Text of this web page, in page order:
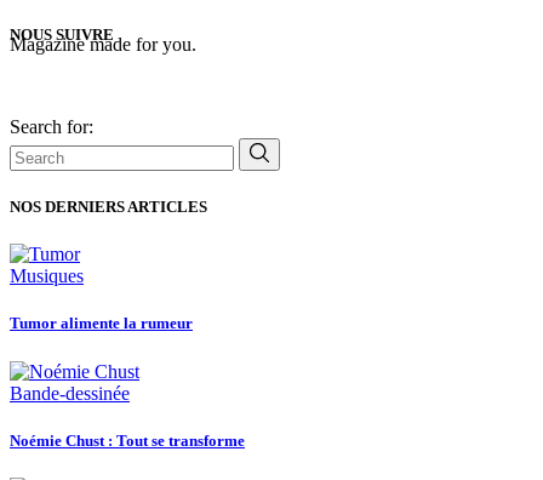
NOUS SUIVRE
Magazine made for you.
Search for:
NOS DERNIERS ARTICLES
Musiques
Tumor alimente la rumeur
Bande-dessinée
Noémie Chust : Tout se transforme